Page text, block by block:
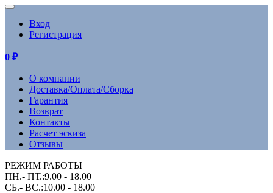
Вход
Регистрация
0 ₽
О компании
Доставка/Оплата/Сборка
Гарантия
Возврат
Контакты
Расчет эскиза
Отзывы
РЕЖИМ РАБОТЫ
ПН.- ПТ.:9.00 - 18.00
СБ.- ВС.:10.00 - 18.00